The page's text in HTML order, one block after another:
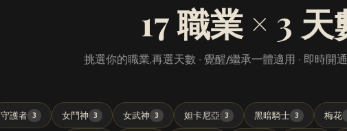
17 職業 × 3 天
挑選你的職業,再選天數 ‧ 覺醒/繼承一體適用 ‧ 即時開
守護者 3 女鬥神 3 女武神 3 妲卡尼亞 3 黑暗騎士 3 梅花